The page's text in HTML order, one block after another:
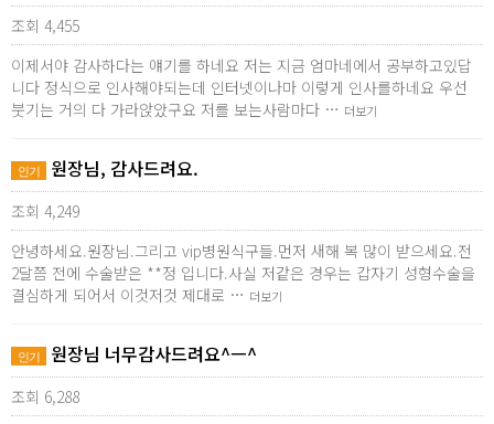
조회 4,455
이제서야 감사하다는 얘기를 하네요 저는 지금 엄마네에서 공부하고있답
니다 정식으로 인사해야되는데 인터넷이나마 이렇게 인사를하네요 우선
붓기는 거의 다 가라앉았구요 저를 보는사람마다 … 더보기
인기 원장님, 감사드려요.
조회 4,249
안녕하세요.원장님.그리고 vip병원식구들.먼저 새해 복 많이 받으세요.전
2달쯤 전에 수술받은 **정 입니다.사실 저같은 경우는 갑자기 성형수술을
결심하게 되어서 이것저것 제대로 … 더보기
인기 원장님 너무감사드려요^ㅡ^
조회 6,288